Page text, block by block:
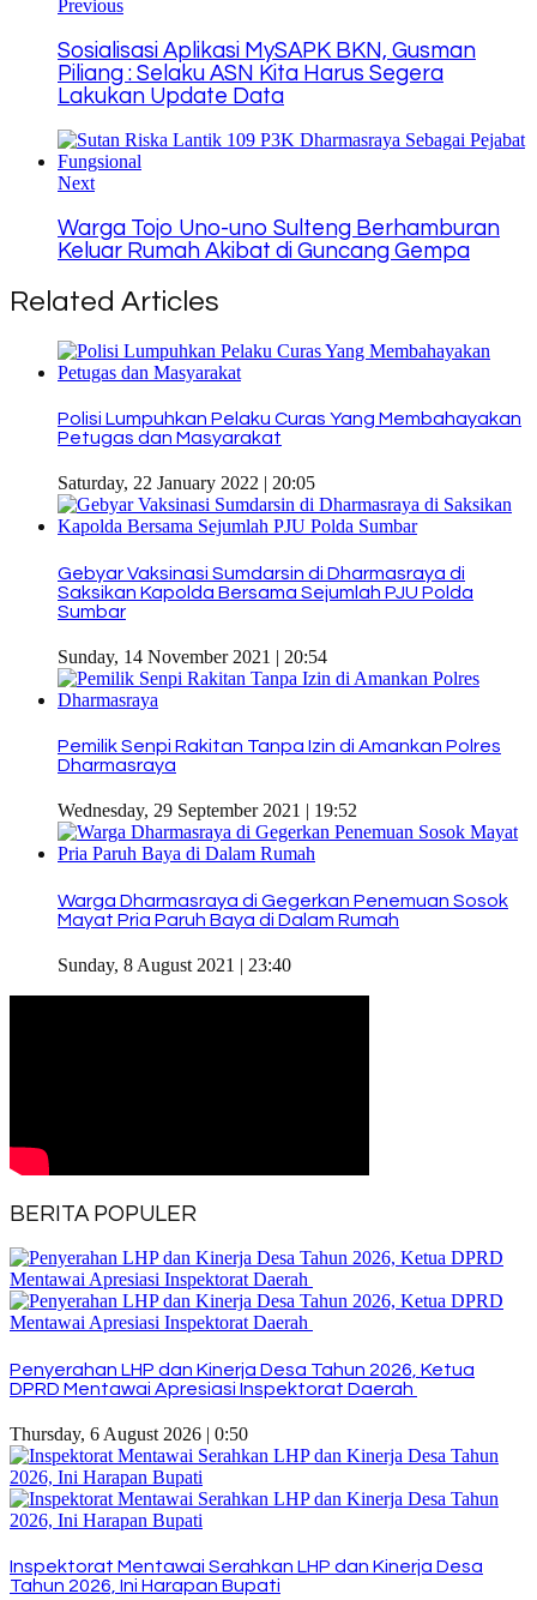
Previous
Sosialisasi Aplikasi MySAPK BKN, Gusman
Piliang : Selaku ASN Kita Harus Segera
Lakukan Update Data
Next
Warga Tojo Uno-uno Sulteng Berhamburan
Keluar Rumah Akibat di Guncang Gempa
Related Articles
Polisi Lumpuhkan Pelaku Curas Yang Membahayakan
Petugas dan Masyarakat
Saturday, 22 January 2022 | 20:05
Gebyar Vaksinasi Sumdarsin di Dharmasraya di
Saksikan Kapolda Bersama Sejumlah PJU Polda
Sumbar
Sunday, 14 November 2021 | 20:54
Pemilik Senpi Rakitan Tanpa Izin di Amankan Polres
Dharmasraya
Wednesday, 29 September 2021 | 19:52
Warga Dharmasraya di Gegerkan Penemuan Sosok
Mayat Pria Paruh Baya di Dalam Rumah
Sunday, 8 August 2021 | 23:40
BERITA POPULER
Penyerahan LHP dan Kinerja Desa Tahun 2026, Ketua
DPRD Mentawai Apresiasi Inspektorat Daerah
Thursday, 6 August 2026 | 0:50
Inspektorat Mentawai Serahkan LHP dan Kinerja Desa
Tahun 2026, Ini Harapan Bupati